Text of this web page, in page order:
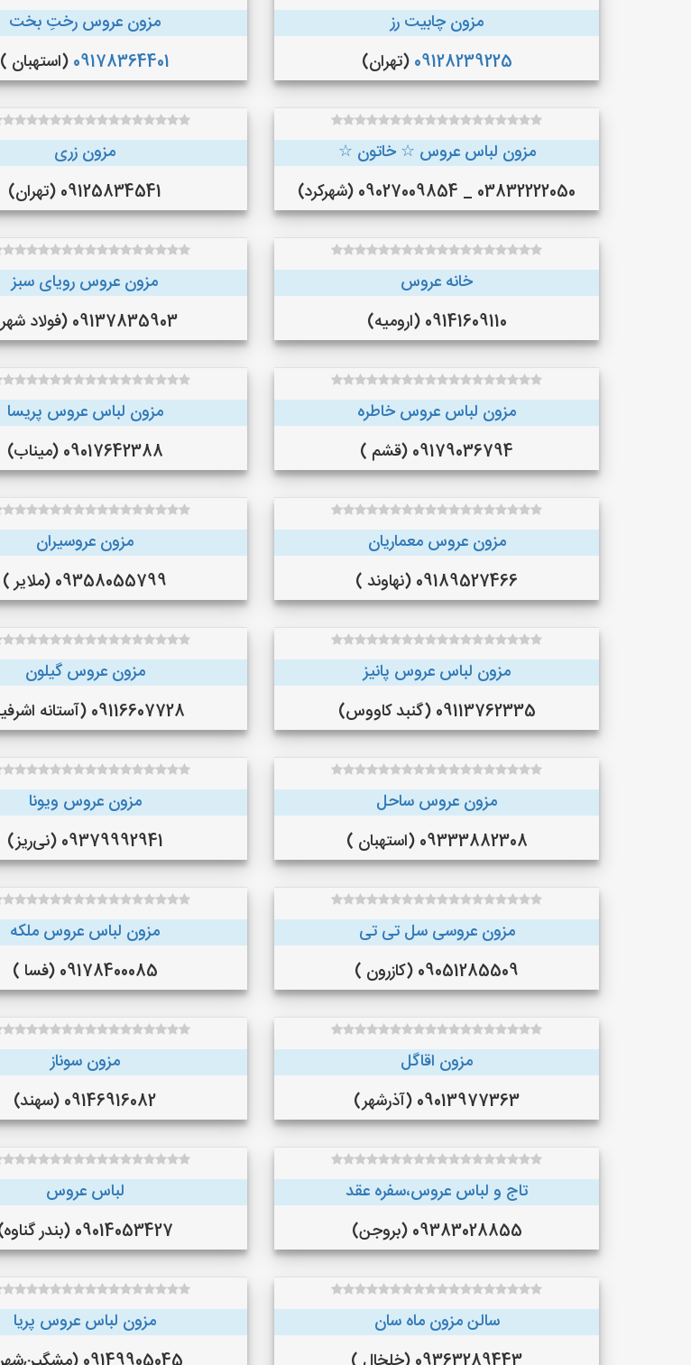
مزون چابیت رز
09128239225 (تهران)
مزون عروس رختِ بخت
09178364401 (استهبان )
مزون لباس عروس ☆ خاتون ☆
03832222050 _ 09027009854 (شهرکرد)
مزون زری
09125834541 (تهران)
خانه عروس
09141609110 (ارومیه)
مزون عروس رویای سبز
09137835903 (فولاد شهر)
مزون لباس عروس خاطره
09179036794 (قشم )
مزون لباس عروس پریسا
09017642388 (میناب)
مزون عروس معماریان
09189527466 (نهاوند )
مزون عروسیران
09358055799 (ملایر )
مزون لباس عروس پانیز
09113762335 (گنبد کاووس)
مزون عروس گیلون
09116607728 (آستانه اشرفیه)
مزون عروس ساحل
09333882308 (استهبان )
مزون عروس ویونا
09379992941 (نی‌ریز)
مزون عروسی سل تی تی
09051285509 (کازرون )
مزون لباس عروس ملکه
09178400085 (فسا )
مزون اقاگل
09013977363 (آذرشهر)
مزون سوناز
09146916082 (سهند)
تاج و لباس عروس،سفره عقد
09383028855 (بروجن)
لباس عروس
09014053427 (بندر گناوه)
سالن مزون ماه سان
مزون لباس عروس پریا